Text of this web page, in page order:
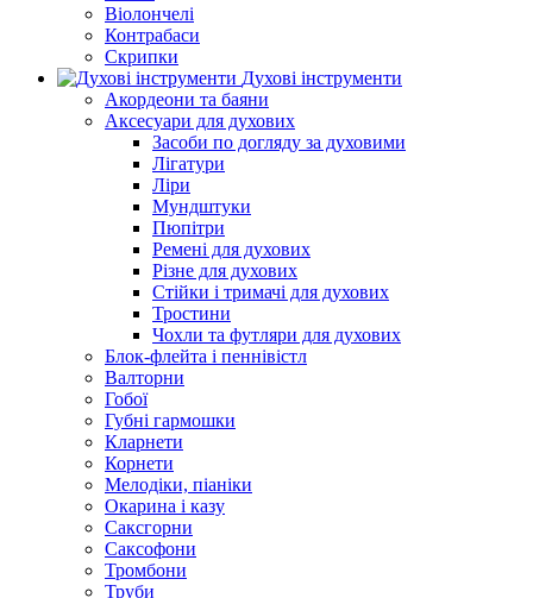
Віолончелі
Контрабаси
Скрипки
Духові інструменти
Акордеони та баяни
Аксесуари для духових
Засоби по догляду за духовими
Лігатури
Ліри
Мундштуки
Пюпітри
Ремені для духових
Різне для духових
Стійки і тримачі для духових
Тростини
Чохли та футляри для духових
Блок-флейта і пеннівістл
Валторни
Гобої
Губні гармошки
Кларнети
Корнети
Мелодіки, піаніки
Окарина і казу
Саксгорни
Саксофони
Тромбони
Труби